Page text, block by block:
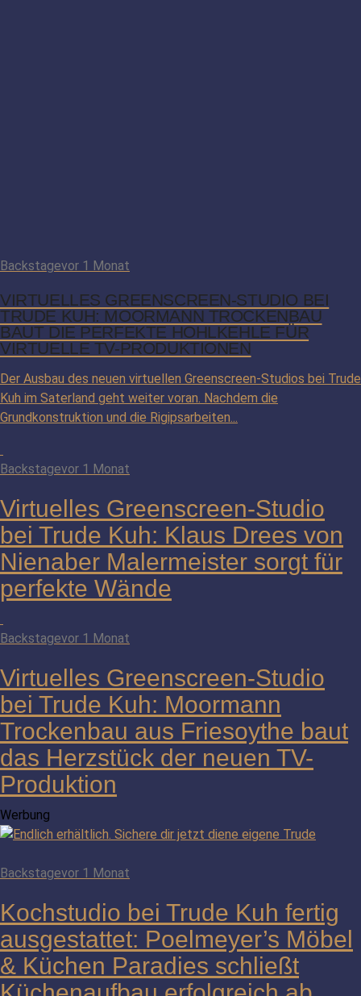
Backstagevor 1 Monat
VIRTUELLES GREENSCREEN-STUDIO BEI
TRUDE KUH: MOORMANN TROCKENBAU
BAUT DIE PERFEKTE HOHLKEHLE FÜR
VIRTUELLE TV-PRODUKTIONEN
Der Ausbau des neuen virtuellen Greenscreen-Studios bei Trude
Kuh im Saterland geht weiter voran. Nachdem die
Grundkonstruktion und die Rigipsarbeiten...
Backstagevor 1 Monat
Virtuelles Greenscreen-Studio
bei Trude Kuh: Klaus Drees von
Nienaber Malermeister sorgt für
perfekte Wände
Backstagevor 1 Monat
Virtuelles Greenscreen-Studio
bei Trude Kuh: Moormann
Trockenbau aus Friesoythe baut
das Herzstück der neuen TV-
Produktion
Werbung
Backstagevor 1 Monat
Kochstudio bei Trude Kuh fertig
ausgestattet: Poelmeyer’s Möbel
& Küchen Paradies schließt